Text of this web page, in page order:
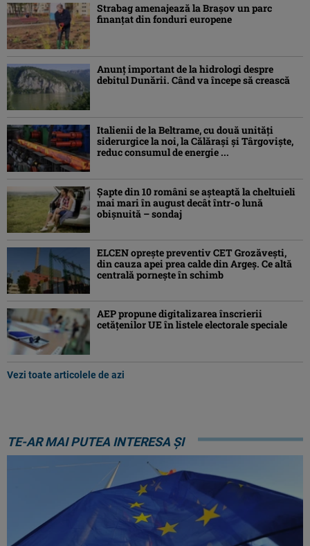
Strabag amenajează la Brașov un parc
finanțat din fonduri europene
Anunț important de la hidrologi despre
debitul Dunării. Când va începe să crească
Italienii de la Beltrame, cu două unități
siderurgice la noi, la Călărași și Târgoviște,
reduc consumul de energie ...
Şapte din 10 români se aşteaptă la cheltuieli
mai mari în august decât într-o lună
obişnuită – sondaj
ELCEN oprește preventiv CET Grozăvești,
din cauza apei prea calde din Argeș. Ce altă
centrală pornește în schimb
AEP propune digitalizarea înscrierii
cetăţenilor UE în listele electorale speciale
Vezi toate articolele de azi
TE-AR MAI PUTEA INTERESA ȘI